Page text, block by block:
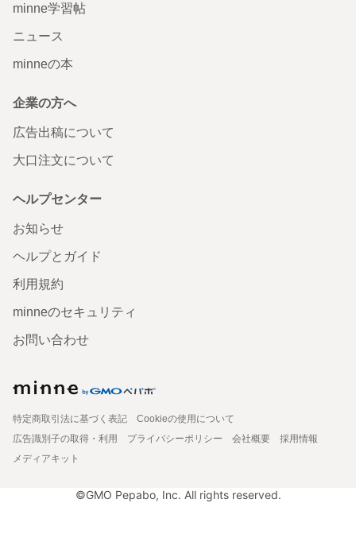
minne学習帖
ニュース
minneの本
企業の方へ
広告出稿について
大口注文について
ヘルプセンター
お知らせ
ヘルプとガイド
利用規約
minneのセキュリティ
お問い合わせ
特定商取引法に基づく表記
Cookieの使用について
広告識別子の取得・利用
プライバシーポリシー 会社概要
採用情報
メディアキット
©GMO Pepabo, Inc. All rights reserved.